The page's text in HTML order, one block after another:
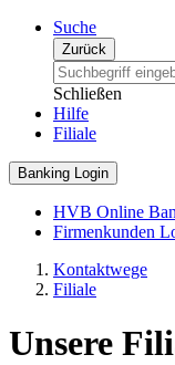
Suche
Zurück
Schließen
Hilfe
Filiale
Banking Login
HVB Online
Firmenkunden
Kontaktwege
Filiale
Unsere